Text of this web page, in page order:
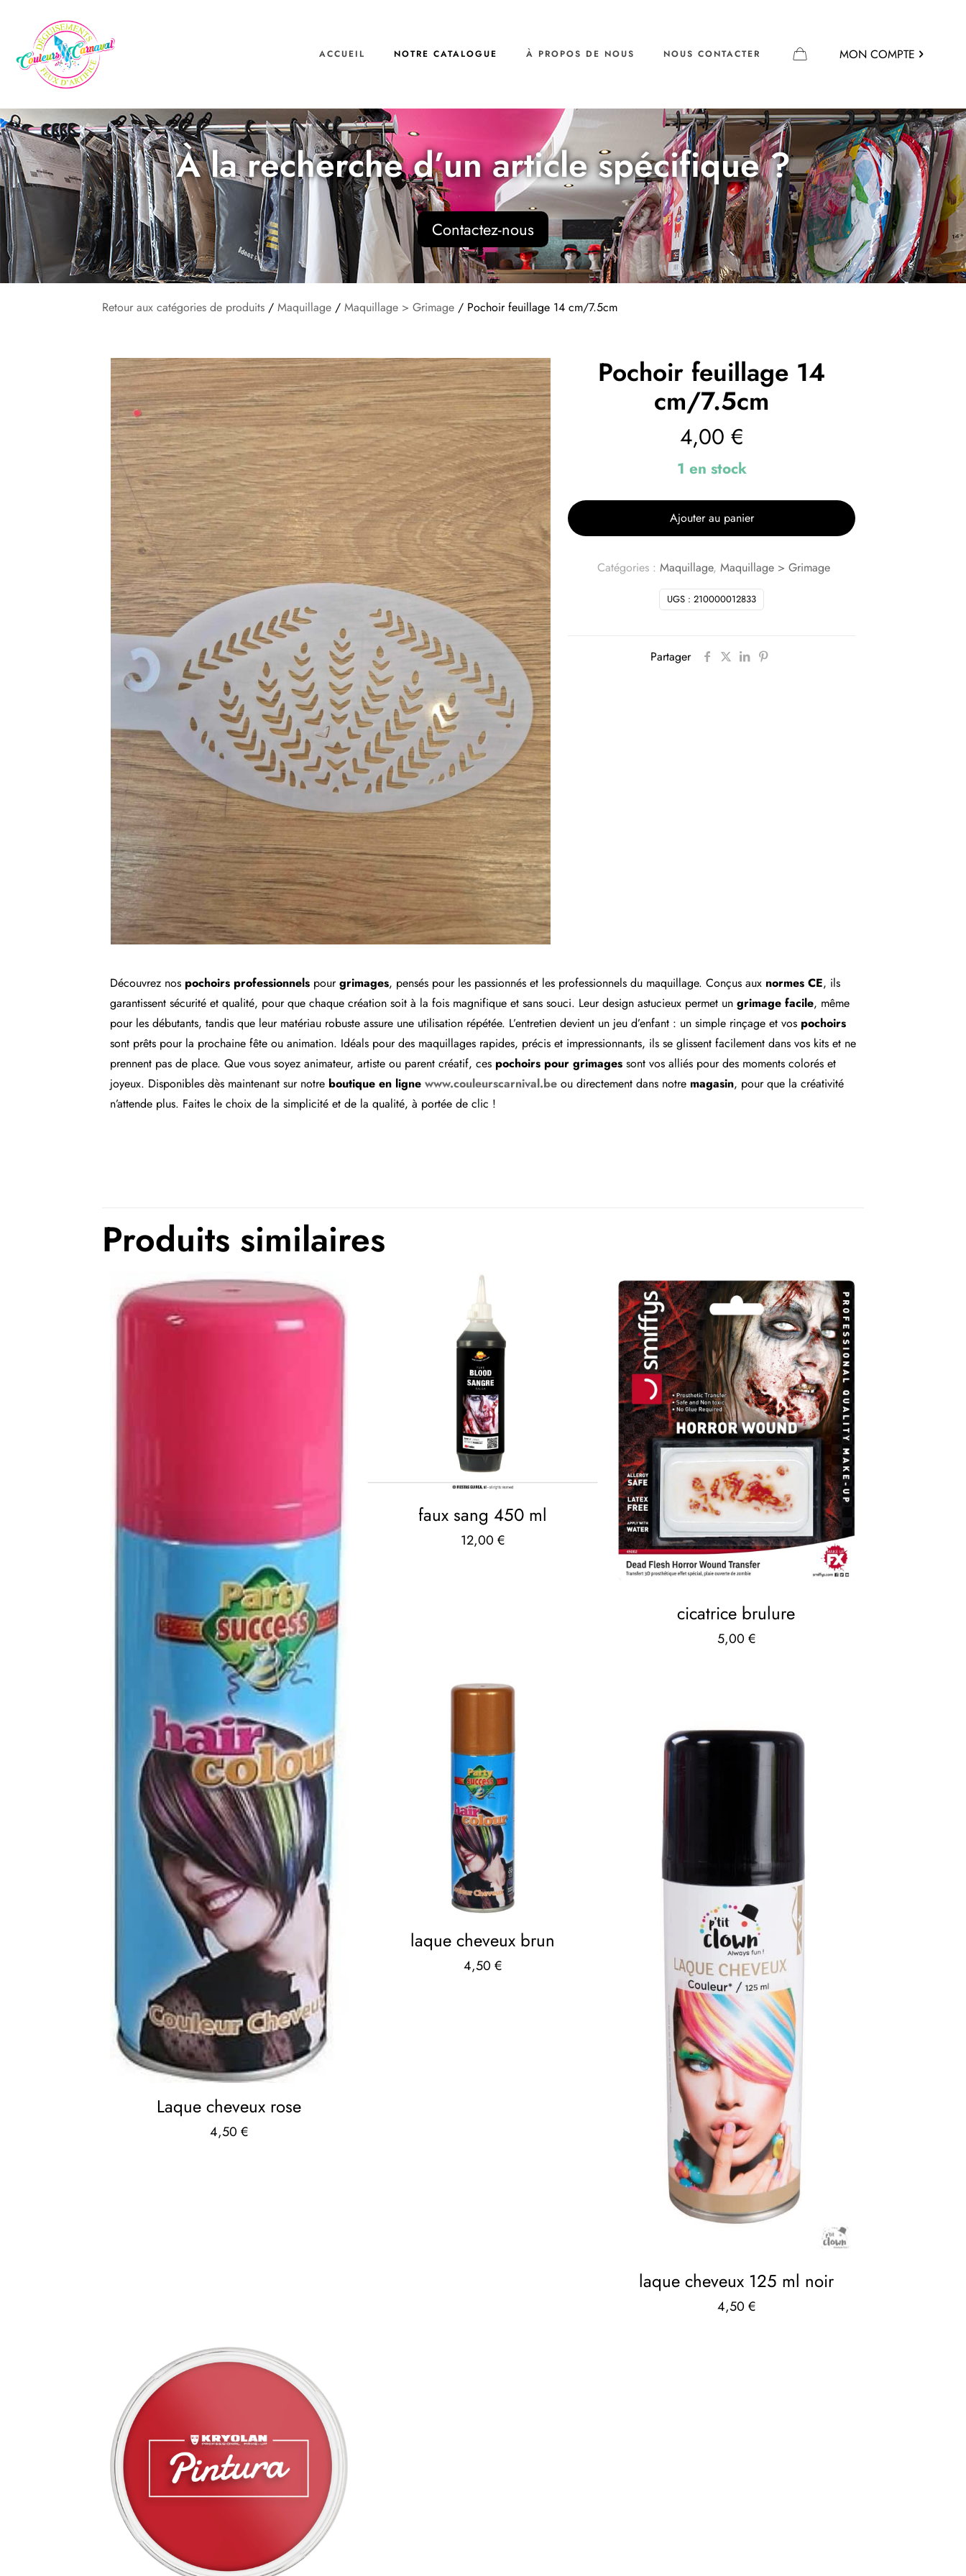
ACCUEIL NOTRE CATALOGUE À PROPOS DE NOUS NOUS CONTACTER MON COMPTE
À la recherche d’un article spécifique ?
Contactez-nous
Retour aux catégories de produits / Maquillage / Maquillage > Grimage / Pochoir feuillage 14 cm/7.5cm
Pochoir feuillage 14
cm/7.5cm
4,00 €
1 en stock
Ajouter au panier
UGS : 210000012833
Catégories : Maquillage, Maquillage > Grimage
Partager
Découvrez nos pochoirs professionnelspourgrimages, pensés pour les passionnés et les professionnels du maquillage. Conçus aux normes CE, ils
garantissent sécurité et qualité, pour que chaque création soit à la fois magnifique et sans souci. Leur design astucieux permet un grimage facile, même
pour les débutants, tandis que leur matériau robuste assure une utilisation répétée. L’entretien devient un jeu d’enfant : un simple rinçage et vos pochoirs
sont prêts pour la prochaine fête ou animation. Idéals pour des maquillages rapides, précis et impressionnants, ils se glissent facilement dans vos kits et ne
prennent pas de place. Que vous soyez animateur, artiste ou parent créatif, ces pochoirs pour grimagessont vos alliés pour des moments colorés et
joyeux. Disponibles dès maintenant sur notre boutique en ligne www.couleurscarnival.beou directement dans notre magasin, pour que la créativité
n’attende plus. Faites le choix de la simplicité et de la qualité, à portée de clic !
Produits similaires
Laque cheveux rose
4,50 €
faux sang 450 ml
12,00 €
cicatrice brulure
5,00 €
laque cheveux brun
4,50 €
laque cheveux 125 ml noir
4,50 €